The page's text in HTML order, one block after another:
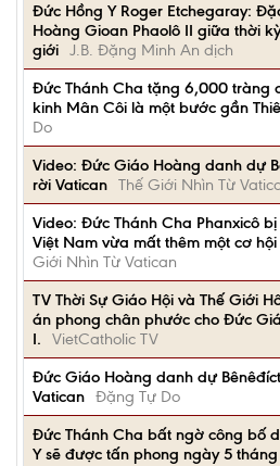
Đức Hồng Y Roger Etchegaray:
Hoàng Gioan Phaolô II giữa thời
giới J.B. Đặng Minh An dịch
Đức Thánh Cha tặng 6,000 tràng
kinh Mân Côi là một bước gần
Do
Video: Đức Giáo Hoàng danh dự
rời Vatican Thế Giới Nhìn Từ
Video: Đức Thánh Cha Phanxicô
Việt Nam vừa mất thêm một cơ hội
Giới Nhìn Từ Vatican
TV Thời Sự Giáo Hội và Thế Giới
án phong chân phước cho Đức
I.
VietCatholic TV
Đức Giáo Hoàng danh dự
Vatican Đặng Tự Do
Đức Thánh Cha bất ngờ công bố
Y sẽ được tấn phong ngày 5 tháng